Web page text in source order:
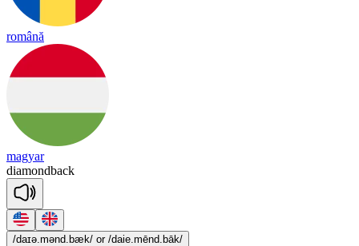
română
magyar
diamondback
/daɪə.mənd.bæk/ or /daie.mēnd.bāk/